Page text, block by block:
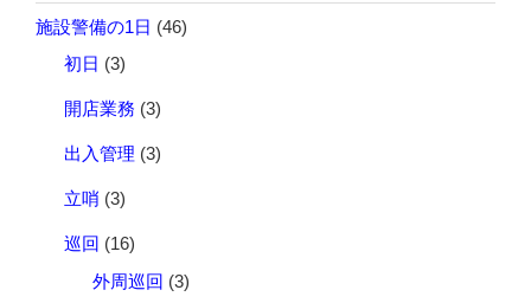
施設警備の1日 (46)
初日 (3)
開店業務 (3)
出入管理 (3)
立哨 (3)
巡回 (16)
外周巡回 (3)